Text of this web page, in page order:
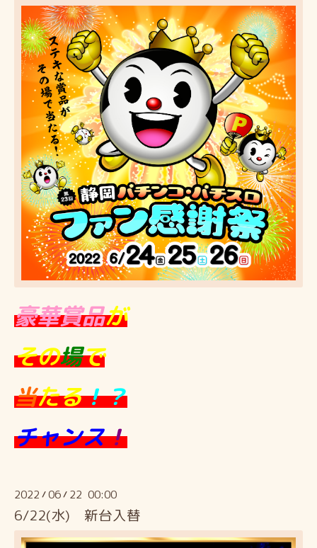
豪華賞品が
その場で
当たる！？
チャンス！
2022 /06/ 22 00:00
6/22(水) 新台入替